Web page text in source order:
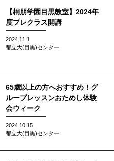
【桐朋学園目黒教室】2024年
度プレクラス開講
2024.11.1
都立大(目黒)センター
65歳以上の方へおすすめ！グ
ループレッスンおためし体験
会ウィーク
2024.10.15
都立大(目黒)センター